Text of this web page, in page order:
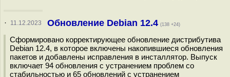
· 11.12.2023 Обновление Debian 12.4 (138 +24)
Сформировано корректирующее обновление дистрибутива
Debian 12.4, в которое включены накопившиеся обновления
пакетов и добавлены исправления в инсталлятор. Выпуск
включает 94 обновления с устранением проблем со
стабильностью и 65 обновлений с устранением